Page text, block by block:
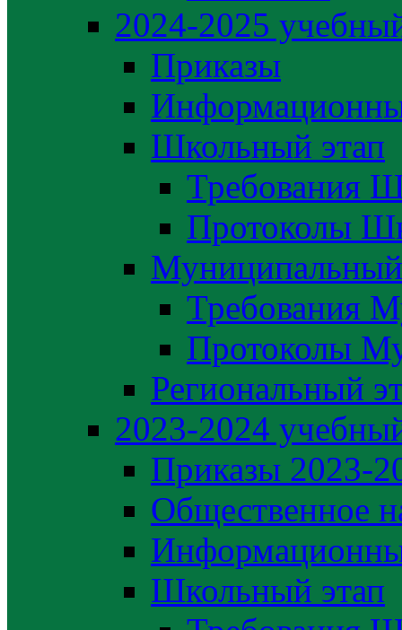
2024-2025
Приказы
Школьный этап
Требования
Протоколы
Муниципальный
Требования
Протоколы
Региональный
2023-2024
Приказы 2023-
Общественное
Школьный этап